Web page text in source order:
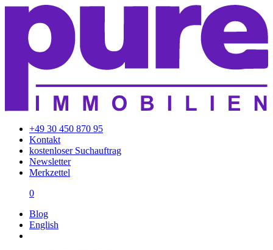
+49 30 450 870 95
Kontakt
kostenloser Suchauftrag
Newsletter
Merkzettel
0
Blog
English